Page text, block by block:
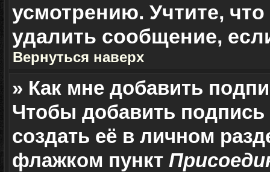
усмотрению. Учтите,
удалить сообщение,
Вернуться наверх
» Как мне добавить
Чтобы добавить
создать её в личном
флажком пункт